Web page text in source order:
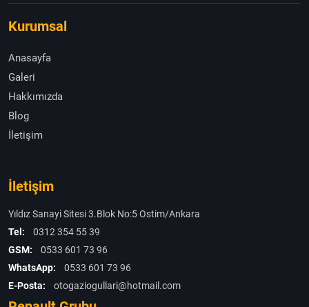
Kurumsal
Anasayfa
Galeri
Hakkımızda
Blog
İletişim
İletişim
Yıldız Sanayi Sitesi 3.Blok No:5 Ostim/Ankara
Tel:
0312 354 55 39
GSM:
0533 601 73 96
WhatsApp:
0533 601 73 96
E-Posta:
otogaziogullari@hotmail.com